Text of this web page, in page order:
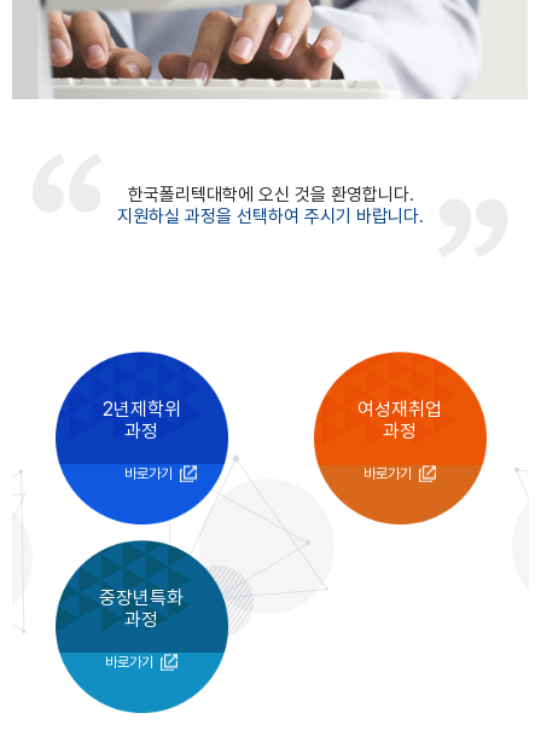
한국폴리텍대학에 오신 것을 환영합니다.
지원하실 과정을 선택하여 주시기 바랍니다.
2년제학위
과정
바로가기
여성재취업
과정
바로가기
중장년특화
과정
바로가기